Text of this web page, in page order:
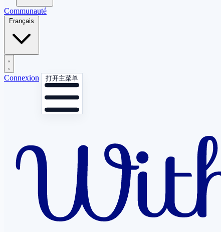
Communauté
Français
Connexion 打开主菜单